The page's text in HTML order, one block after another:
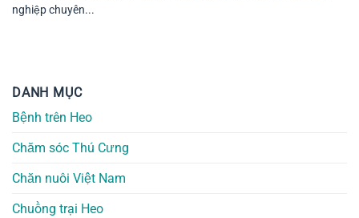
nghiệp chuyên...
DANH MỤC
Bệnh trên Heo
Chăm sóc Thú Cưng
Chăn nuôi Việt Nam
Chuồng trại Heo